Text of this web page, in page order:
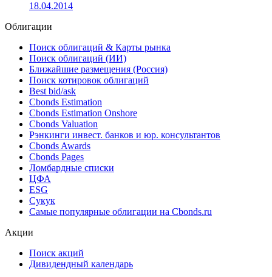
18.04.2014
Облигации
Поиск облигаций & Карты рынка
Поиск облигаций (ИИ)
Ближайшие размещения (Россия)
Поиск котировок облигаций
Best bid/ask
Cbonds Estimation
Cbonds Estimation Onshore
Cbonds Valuation
Рэнкинги инвест. банков и юр. консультантов
Cbonds Awards
Cbonds Pages
Ломбардные списки
ЦФА
ESG
Сукук
Самые популярные облигации на Cbonds.ru
Акции
Поиск акций
Дивидендный календарь